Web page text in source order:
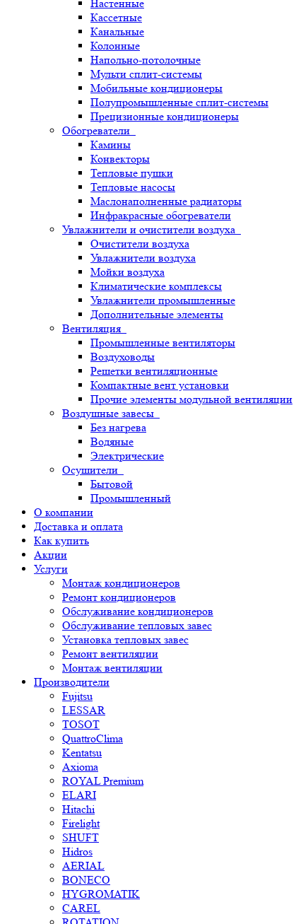
Настенные
Кассетные
Канальные
Колонные
Напольно-потолочные
Мульти сплит-системы
Мобильные кондиционеры
Полупромышленные сплит-системы
Прецизионные кондиционеры
Обогреватели
Камины
Конвекторы
Тепловые пушки
Тепловые насосы
Маслонаполненные радиаторы
Инфракрасные обогреватели
Увлажнители и очистители воздуха
Очистители воздуха
Увлажнители воздуха
Мойки воздуха
Климатические комплексы
Увлажнители промышленные
Дополнительные элементы
Вентиляция
Промышленные вентиляторы
Воздуховоды
Решетки вентиляционные
Компактные вент установки
Прочие элементы модульной вентиляции
Воздушные завесы
Без нагрева
Водяные
Электрические
Осушители
Бытовой
Промышленный
О компании
Доставка и оплата
Как купить
Акции
Услуги
Монтаж кондиционеров
Ремонт кондиционеров
Обслуживание кондиционеров
Обслуживание тепловых завес
Установка тепловых завес
Ремонт вентиляции
Монтаж вентиляции
Производители
Fujitsu
LESSAR
TOSOT
QuattroClima
Kentatsu
Axioma
ROYAL Premium
ELARI
Hitachi
Firelight
SHUFT
Hidros
AERIAL
BONECO
HYGROMATIK
CAREL